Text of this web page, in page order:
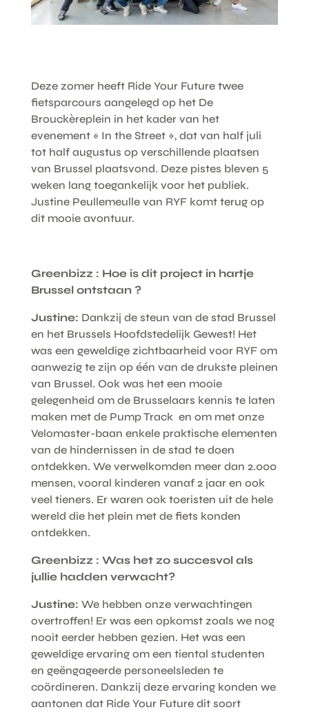
Deze zomer heeft Ride Your Future twee
fietsparcours aangelegd op het De
Brouckèreplein in het kader van het
evenement « In the Street », dat van half juli
tot half augustus op verschillende plaatsen
van Brussel plaatsvond. Deze pistes bleven 5
weken lang toegankelijk voor het publiek.
Justine Peullemeulle van RYF komt terug op
dit mooie avontuur.
Greenbizz : Hoe is dit project in hartje
Brussel ontstaan ?
Justine: Dankzij de steun van de stad Brussel
en het Brussels Hoofdstedelijk Gewest! Het
was een geweldige zichtbaarheid voor RYF om
aanwezig te zijn op één van de drukste pleinen
van Brussel. Ook was het een mooie
gelegenheid om de Brusselaars kennis te laten
maken met de Pump Track en om met onze
Velomaster-baan enkele praktische elementen
van de hindernissen in de stad te doen
ontdekken. We verwelkomden meer dan 2.000
mensen, vooral kinderen vanaf 2 jaar en ook
veel tieners. Er waren ook toeristen uit de hele
wereld die het plein met de fiets konden
ontdekken.
Greenbizz : Was het zo succesvol als
jullie hadden verwacht?
Justine: We hebben onze verwachtingen
overtroffen! Er was een opkomst zoals we nog
nooit eerder hebben gezien. Het was een
geweldige ervaring om een tiental studenten
en geëngageerde personeelsleden te
coördineren. Dankzij deze ervaring konden we
aantonen dat Ride Your Future dit soort